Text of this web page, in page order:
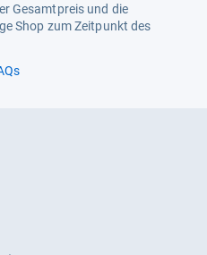
Gesamtpreis und die
Shop zum Zeitpunkt des